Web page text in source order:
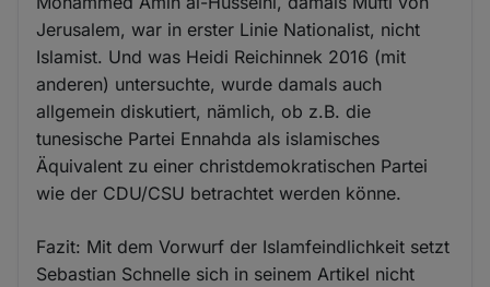
Jerusalem, war in erster Linie Nationalist, nicht
Islamist. Und was Heidi Reichinnek 2016 (mit
anderen) untersuchte, wurde damals auch
allgemein diskutiert, nämlich, ob z.B. die
tunesische Partei Ennahda als islamisches
Äquivalent zu einer christdemokratischen Partei
wie der CDU/CSU betrachtet werden könne.
Fazit: Mit dem Vorwurf der Islamfeindlichkeit setzt
Sebastian Schnelle sich in seinem Artikel nicht